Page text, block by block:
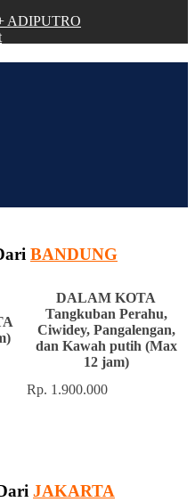
ADIPUTRO
BANDUNG
DALAM KOTA
Tangkuban Perahu,
Ciwidey, Pangalengan,
dan Kawah putih (Max
12 jam)
Rp. 1.900.000
JAKARTA